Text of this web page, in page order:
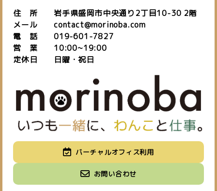
私たちについて
about us
space
バーチャルオフィス
virtual office
お知らせ
blog
住 所 岩手県盛岡市中央通り2丁目10-30 2階
メール contact@morinoba.com
電 話 019-601-7827
営 業 10:00~19:00
定休日 日曜・祝日
バーチャルオフィス利用
お問い合わせ